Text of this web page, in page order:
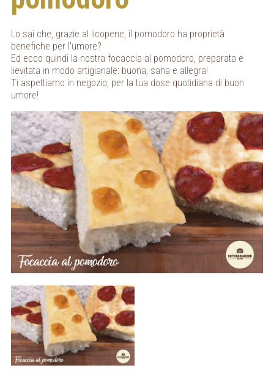
Lo sai che, grazie al licopene, il pomodoro ha proprietà
benefiche per l'umore?
Ed ecco quindi la nostra focaccia al pomodoro, preparata e
lievitata in modo artigianale: buona, sana e allegra!
Ti aspettiamo in negozio, per la tua dose quotidiana di buon
umore!